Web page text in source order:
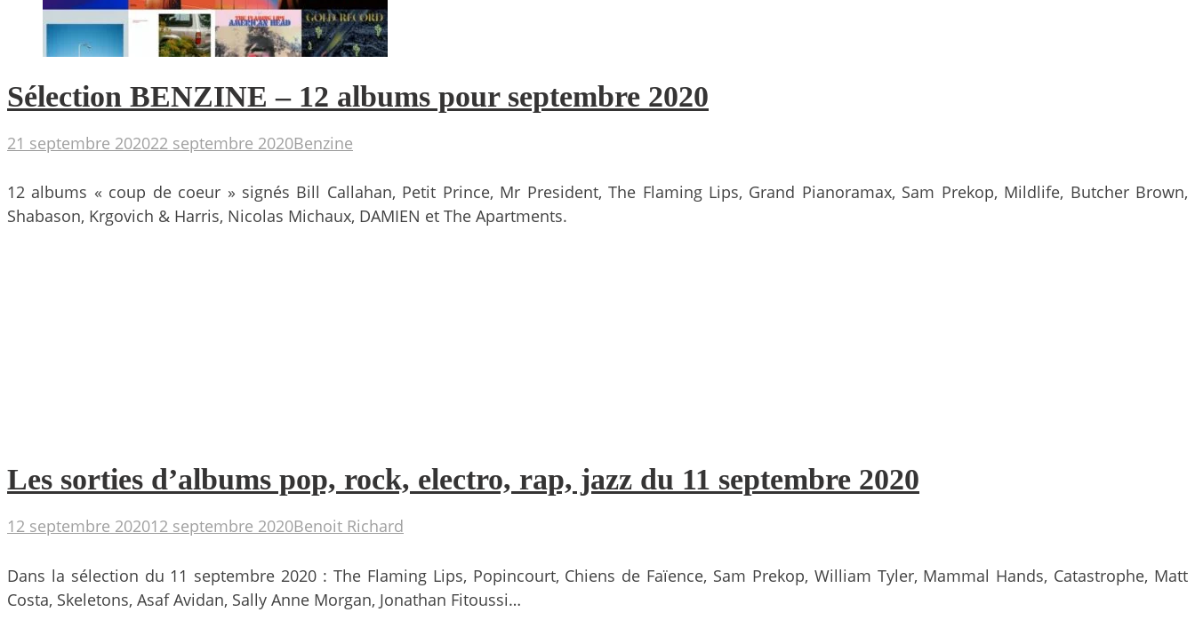
Sélection BENZINE – 12 albums pour septembre 2020
21 septembre 202022 septembre 2020Benzine
12 albums « coup de coeur » signés Bill Callahan, Petit Prince, Mr President, The Flaming Lips, Grand Pianoramax, Sam Prekop, Mildlife, Butcher Brown,
Shabason, Krgovich & Harris, Nicolas Michaux, DAMIEN et The Apartments.
Les sorties d’albums pop, rock, electro, rap, jazz du 11 septembre 2020
12 septembre 202012 septembre 2020Benoit Richard
Dans la sélection du 11 septembre 2020 : The Flaming Lips, Popincourt, Chiens de Faïence, Sam Prekop, William Tyler, Mammal Hands, Catastrophe, Matt
Costa, Skeletons, Asaf Avidan, Sally Anne Morgan, Jonathan Fitoussi…